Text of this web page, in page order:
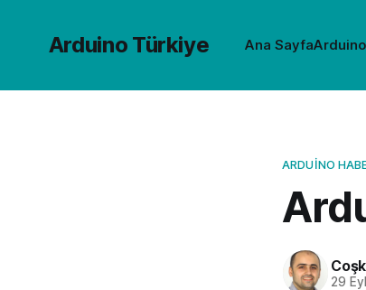
Arduino Türkiye Ana Sayfa
ARDUINO
29